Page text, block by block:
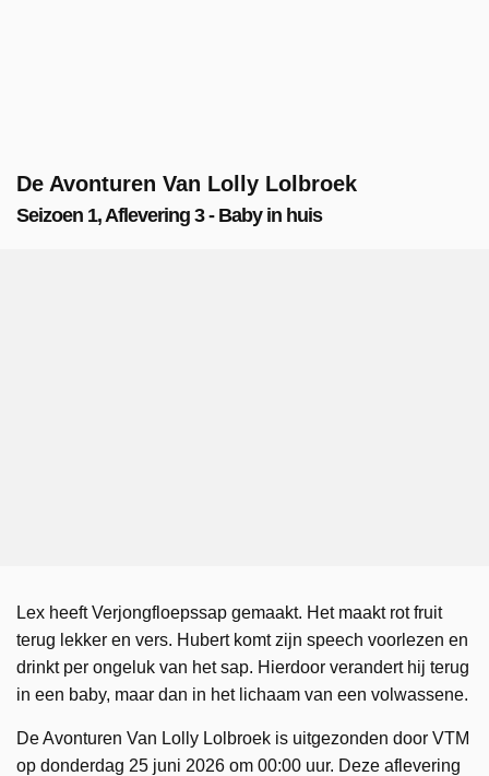
De Avonturen Van Lolly Lolbroek
Seizoen 1, Aflevering 3 - Baby in huis
Lex heeft Verjongfloepssap gemaakt. Het maakt rot fruit
terug lekker en vers. Hubert komt zijn speech voorlezen en
drinkt per ongeluk van het sap. Hierdoor verandert hij terug
in een baby, maar dan in het lichaam van een volwassene.
De Avonturen Van Lolly Lolbroek is uitgezonden door VTM
op donderdag 25 juni 2026 om 00:00 uur. Deze aflevering